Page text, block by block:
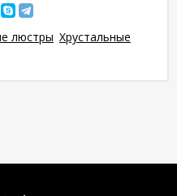
люстры Хрустальные